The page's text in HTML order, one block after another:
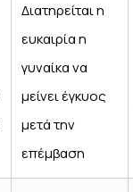
Διατηρείται η
ευκαιρία η
γυναίκα να
μείνει έγκυος
μετά την
επέμβαση